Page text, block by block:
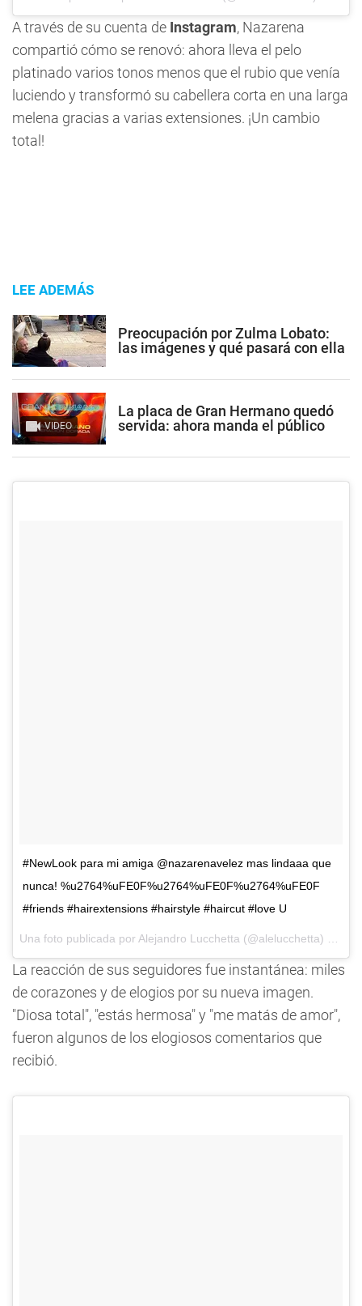
A través de su cuenta de Instagram, Nazarena
compartió cómo se renovó: ahora lleva el pelo
platinado varios tonos menos que el rubio que venía
luciendo y transformó su cabellera corta en una larga
melena gracias a varias extensiones. ¡Un cambio
total!
LEE ADEMÁS
Preocupación por Zulma Lobato:
las imágenes y qué pasará con ella
VIDEO
La placa de Gran Hermano quedó
servida: ahora manda el público
#NewLook para mi amiga @nazarenavelez mas lindaaa que
nunca! %u2764%uFE0F%u2764%uFE0F%u2764%uFE0F
#friends #hairextensions #hairstyle #haircut #love U
La reacción de sus seguidores fue instantánea: miles
de corazones y de elogios por su nueva imagen.
"Diosa total", "estás hermosa"y "me matás de amor",
fueron algunos de los elogiosos comentarios que
recibió.